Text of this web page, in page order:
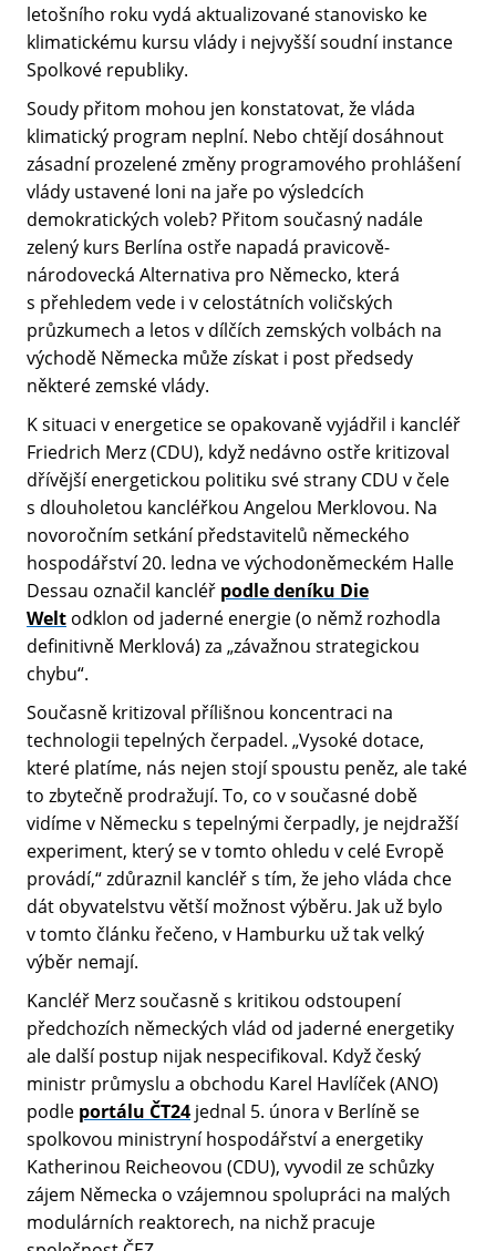
letošního roku vydá aktualizované stanovisko ke
klimatickému kursu vlády i nejvyšší soudní instance
Spolkové republiky.
Soudy přitom mohou jen konstatovat, že vláda
klimatický program neplní. Nebo chtějí dosáhnout
zásadní prozelené změny programového prohlášení
vlády ustavené loni na jaře po výsledcích
demokratických voleb? Přitom současný nadále
zelený kurs Berlína ostře napadá pravicově-
národovecká Alternativa pro Německo, která
s přehledem vede i v celostátních voličských
průzkumech a letos v dílčích zemských volbách na
východě Německa může získat i post předsedy
některé zemské vlády.
K situaci v energetice se opakovaně vyjádřil i kancléř
Friedrich Merz (CDU), když nedávno ostře kritizoval
dřívější energetickou politiku své strany CDU v čele
s dlouholetou kancléřkou Angelou Merklovou. Na
novoročním setkání představitelů německého
hospodářství 20. ledna ve východoněmeckém Halle
Dessau označil kancléř podle deníku Die
Welt odklon od jaderné energie (o němž rozhodla
definitivně Merklová) za „závažnou strategickou
chybu“.
Současně kritizoval přílišnou koncentraci na
technologii tepelných čerpadel. „Vysoké dotace,
které platíme, nás nejen stojí spoustu peněz, ale také
to zbytečně prodražují. To, co v současné době
vidíme v Německu s tepelnými čerpadly, je nejdražší
experiment, který se v tomto ohledu v celé Evropě
provádí,“ zdůraznil kancléř s tím, že jeho vláda chce
dát obyvatelstvu větší možnost výběru. Jak už bylo
v tomto článku řečeno, v Hamburku už tak velký
výběr nemají.
Kancléř Merz současně s kritikou odstoupení
předchozích německých vlád od jaderné energetiky
ale další postup nijak nespecifikoval. Když český
ministr průmyslu a obchodu Karel Havlíček (ANO)
podle portálu ČT24 jednal 5. února v Berlíně se
spolkovou ministryní hospodářství a energetiky
Katherinou Reicheovou (CDU), vyvodil ze schůzky
zájem Německa o vzájemnou spolupráci na malých
modulárních reaktorech, na nichž pracuje